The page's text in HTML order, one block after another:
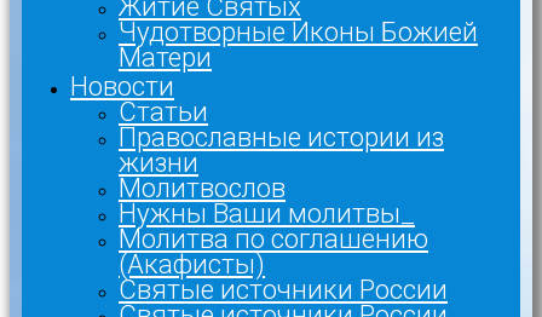
Чудотворные Иконы Божией
Матери
Новости
Статьи
Православные истории из
жизни
Молитвослов
Нужны Ваши молитвы_
Молитва по соглашению
(Акафисты)
Святые источники России